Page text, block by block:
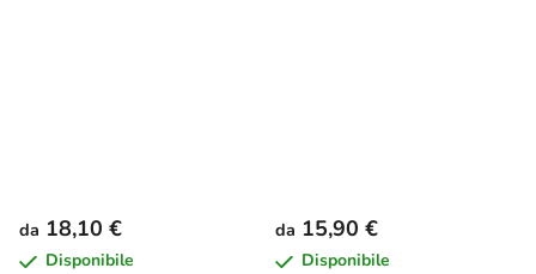
da 18,10 €
Disponibile
da 15,90 €
Disponibile